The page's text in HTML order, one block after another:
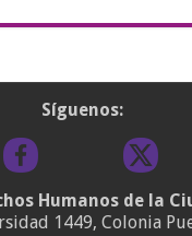
Síguenos:
Humanos de la
1449, Colonia